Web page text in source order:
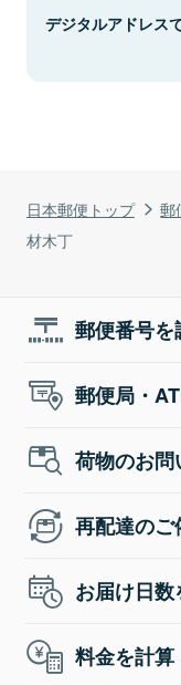
日本郵便トップ 郵
材木丁
デジタルアドレス
郵便番号を
郵便局・
荷物のお
再配達のご
お届け日数
料金を計算